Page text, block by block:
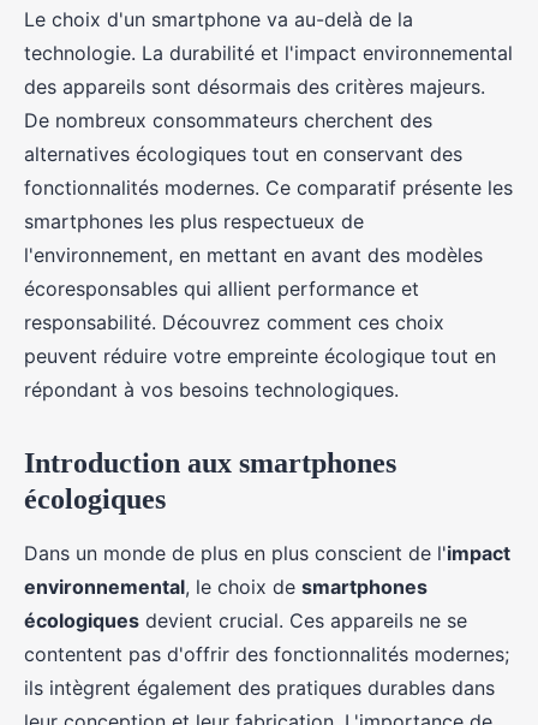
Comparatif smartphones : Les
choix les plus écologiques
Margot•9 octobre 2024•5 min de lecture
Le choix d'un smartphone va au-delà de la
technologie. La durabilité et l'impact environnemental
des appareils sont désormais des critères majeurs.
De nombreux consommateurs cherchent des
alternatives écologiques tout en conservant des
fonctionnalités modernes. Ce comparatif présente les
smartphones les plus respectueux de
l'environnement, en mettant en avant des modèles
écoresponsables qui allient performance et
responsabilité. Découvrez comment ces choix
peuvent réduire votre empreinte écologique tout en
répondant à vos besoins technologiques.
Introduction aux smartphones
écologiques
Dans un monde de plus en plus conscient de l'impact
environnemental, le choix de smartphones
écologiques devient crucial. Ces appareils ne se
contentent pas d'offrir des fonctionnalités modernes;
ils intègrent également des pratiques durables dans